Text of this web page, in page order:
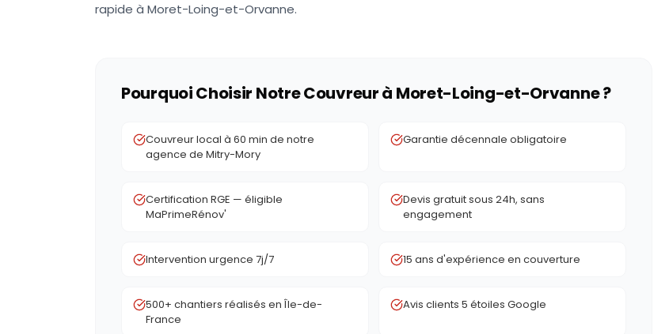
rapide à Moret-Loing-et-Orvanne.
Pourquoi Choisir Notre Couvreur à Moret-Loing-et-Orvanne?
Couvreur local à 60 min de notre
agence de Mitry-Mory
Garantie décennale obligatoire
Certification RGE — éligible
MaPrimeRénov'
Devis gratuit sous 24h, sans
engagement
Intervention urgence 7j/7 15 ans d'expérience en couverture
500+ chantiers réalisés en Île-de-
France
Avis clients 5 étoiles Google